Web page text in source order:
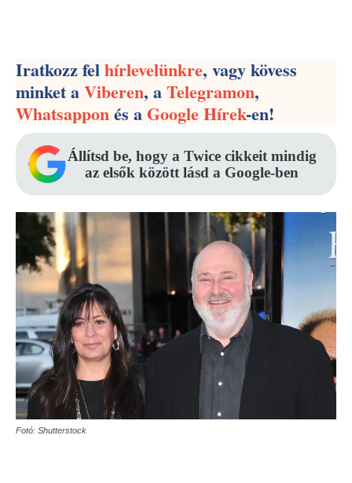
Iratkozz felhírlevelünkre, vagy kövess
minket aViberen, aTelegramon,
Whatsapponés aGoogle Hírek-en!
Állítsd be, hogy a Twice cikkeit mindig
az elsők között lásd a Google-ben
Fotó: Shutterstock